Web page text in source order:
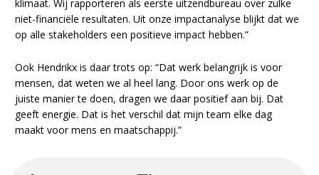
klimaat. Wij rapporteren als eerste uitzendbureau over zulke
niet-financiële resultaten. Uit onze impactanalyse blijkt dat we
op alle stakeholders een positieve impact hebben.”
Ook Hendrikx is daar trots op: “Dat werk belangrijk is voor
mensen, dat weten we al heel lang. Door ons werk op de
juiste manier te doen, dragen we daar positief aan bij. Dat
geeft energie. Dat is het verschil dat mijn team elke dag
maakt voor mens en maatschappij.”